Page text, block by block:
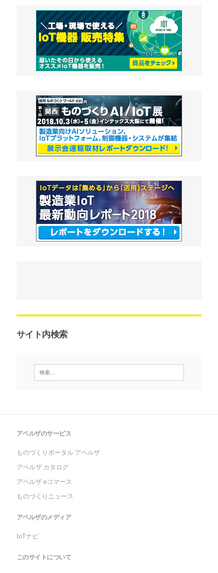
サイト内検索
アペルザのサービス
ものづくりポータル アペルザ
アペルザ カタログ
アペルザ eコマース
ものづくりニュース
アペルザのメディア
IoTナビ
このサイトについて